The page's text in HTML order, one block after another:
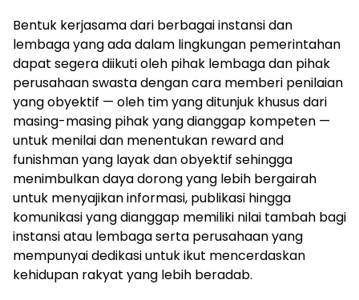
Bentuk kerjasama dari berbagai instansi dan
lembaga yang ada dalam lingkungan pemerintahan
dapat segera diikuti oleh pihak lembaga dan pihak
perusahaan swasta dengan cara memberi penilaian
yang obyektif — oleh tim yang ditunjuk khusus dari
masing-masing pihak yang dianggap kompeten —
untuk menilai dan menentukan reward and
funishman yang layak dan obyektif sehingga
menimbulkan daya dorong yang lebih bergairah
untuk menyajikan informasi, publikasi hingga
komunikasi yang dianggap memiliki nilai tambah bagi
instansi atau lembaga serta perusahaan yang
mempunyai dedikasi untuk ikut mencerdaskan
kehidupan rakyat yang lebih beradab.